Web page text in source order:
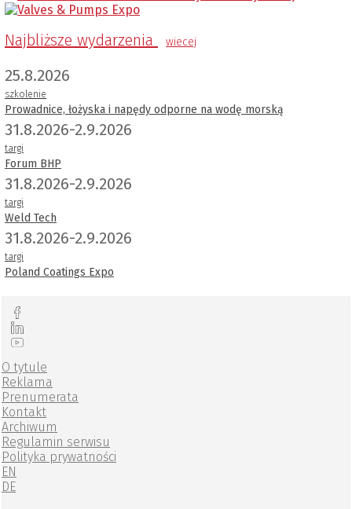
Najbliższe wydarzenia wiecej
25.8.2026
szkolenie
Prowadnice, łożyska i napędy odporne na wodę morską
31.8.2026-2.9.2026
targi
Forum BHP
31.8.2026-2.9.2026
targi
Weld Tech
31.8.2026-2.9.2026
targi
Poland Coatings Expo
O tytule
Reklama
Prenumerata
Kontakt
Archiwum
Regulamin serwisu
Polityka prywatności
EN
DE